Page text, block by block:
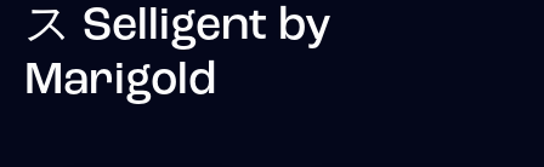
ス Selligent by
Marigold